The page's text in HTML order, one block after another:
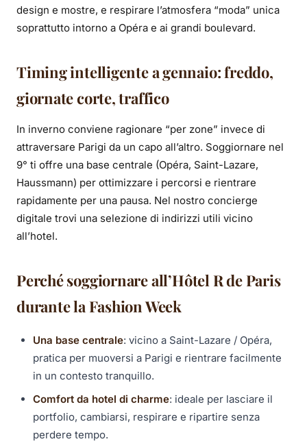
design e mostre, e respirare l’atmosfera “moda” unica
soprattutto intorno a Opéra e ai grandi boulevard.
Timing intelligente a gennaio: freddo,
giornate corte, traffico
In inverno conviene ragionare “per zone” invece di
attraversare Parigi da un capo all’altro. Soggiornare nel
9° ti offre una base centrale (Opéra, Saint-Lazare,
Haussmann) per ottimizzare i percorsi e rientrare
rapidamente per una pausa. Nel nostro concierge
digitale trovi una selezione di indirizzi utili vicino
all’hotel.
Perché soggiornare all’Hôtel R de Paris
durante la Fashion Week
Una base centrale: vicino a Saint-Lazare / Opéra,
pratica per muoversi a Parigi e rientrare facilmente
in un contesto tranquillo.
Comfort da hotel di charme: ideale per lasciare il
portfolio, cambiarsi, respirare e ripartire senza
perdere tempo.